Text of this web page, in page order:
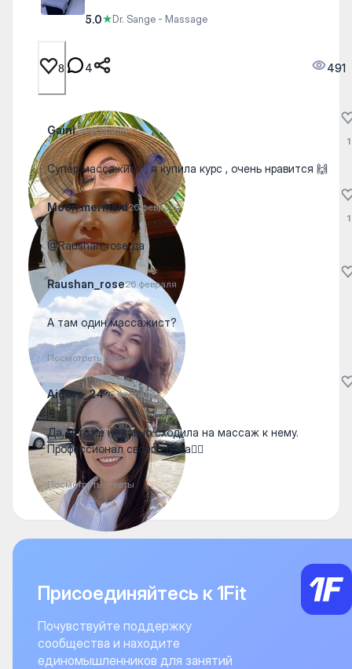
5.0★Dr. Sange - Massage
8 4 491
Gaini26 февраля
Супер массажист , я купила курс , очень нравится 🙌
1
Moon.mermaid26 февраля
@Raushan_rose да
1
Raushan_rose26 февраля
А там один массажист?
Посмотреть ответы
Aigera_2426 февраля
Да, я тоже недавно сходила на массаж к нему.
Профессионал своего дела👍🏻
Посмотреть ответы
Присоединяйтесь к 1Fit
Почувствуйте поддержку
сообщества и находите
единомышленников для занятий